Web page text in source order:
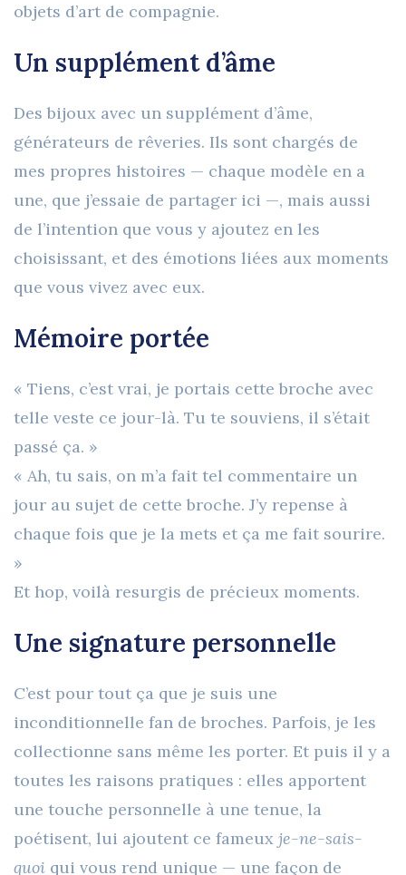
objets d’art de compagnie.
Un supplément d’âme
Des bijoux avec un supplément d’âme,
générateurs de rêveries. Ils sont chargés de
mes propres histoires — chaque modèle en a
une, que j’essaie de partager ici —, mais aussi
de l’intention que vous y ajoutez en les
choisissant, et des émotions liées aux moments
que vous vivez avec eux.
Mémoire portée
« Tiens, c’est vrai, je portais cette broche avec
telle veste ce jour-là. Tu te souviens, il s’était
passé ça. »
« Ah, tu sais, on m’a fait tel commentaire un
jour au sujet de cette broche. J’y repense à
chaque fois que je la mets et ça me fait sourire.
»
Et hop, voilà resurgis de précieux moments.
Une signature personnelle
C’est pour tout ça que je suis une
inconditionnelle fan de broches. Parfois, je les
collectionne sans même les porter. Et puis il y a
toutes les raisons pratiques : elles apportent
une touche personnelle à une tenue, la
poétisent, lui ajoutent ce fameux je-ne-sais-
quoi qui vous rend unique — une façon de